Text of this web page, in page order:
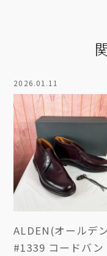
2026.01.11
ALDEN(オールデ
#1339 コードバン